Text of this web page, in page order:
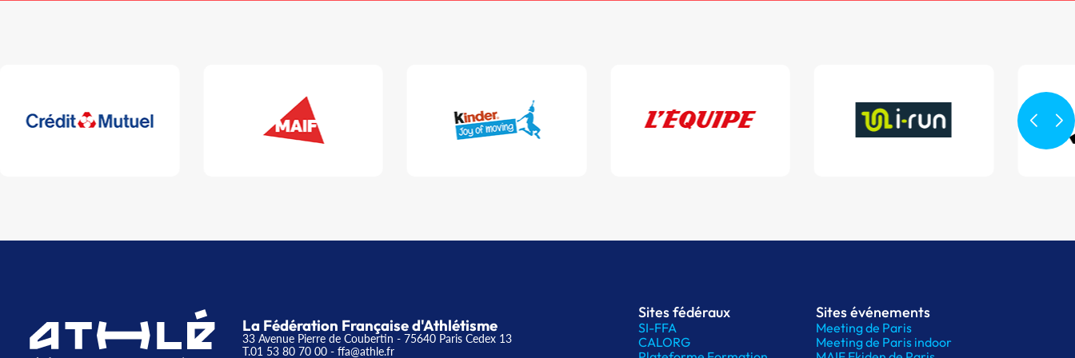
La Fédération Française d'Athlétisme
33 Avenue Pierre de Coubertin - 75640 Paris Cedex 13
T.01 53 80 70 00 - ffa@athle.fr
Sites fédéraux
SI-FFA
CALORG
Sites événements
Meeting de Paris
Meeting de Paris indoor